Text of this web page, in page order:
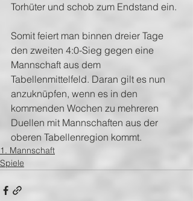
Torhüter und schob zum Endstand ein.
Somit feiert man binnen dreier Tage
den zweiten 4:0-Sieg gegen eine
Mannschaft aus dem
Tabellenmittelfeld. Daran gilt es nun
anzuknüpfen, wenn es in den
kommenden Wochen zu mehreren
Duellen mit Mannschaften aus der
oberen Tabellenregion kommt.
1. Mannschaft
Spiele